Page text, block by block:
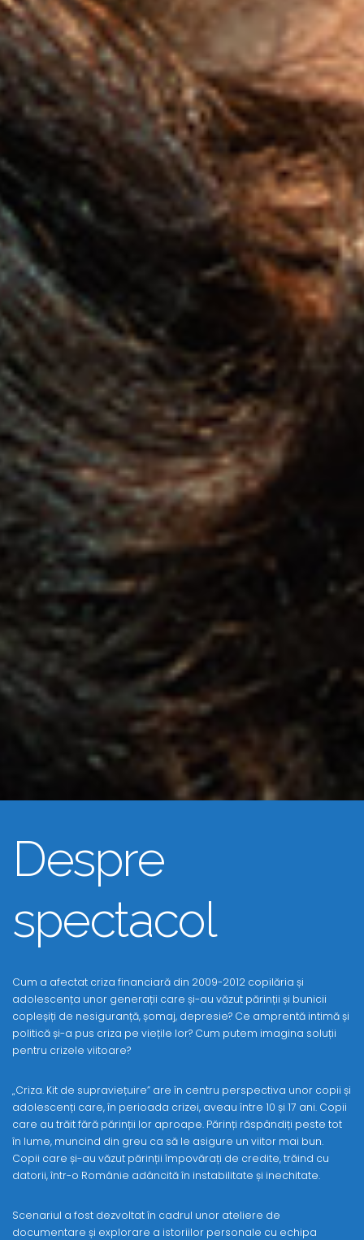
Despre
spectacol
Cum a afectat criza financiară din 2009-2012 copilăria și
adolescența unor generații care și-au văzut părinții și bunicii
copleșiți de nesiguranță, șomaj, depresie? Ce amprentă intimă și
politică și-a pus criza pe viețile lor? Cum putem imagina soluții
pentru crizele viitoare?
„Criza. Kit de supraviețuire” are în centru perspectiva unor copii și
adolescenți care, în perioada crizei, aveau între 10 și 17 ani. Copii
care au trăit fără părinții lor aproape. Părinți răspândiți peste tot
în lume, muncind din greu ca să le asigure un viitor mai bun.
Copii care și-au văzut părinții împovărați de credite, trăind cu
datorii, într-o Românie adâncită în instabilitate și inechitate.
Scenariul a fost dezvoltat în cadrul unor ateliere de
documentare și explorare a istoriilor personale cu echipa